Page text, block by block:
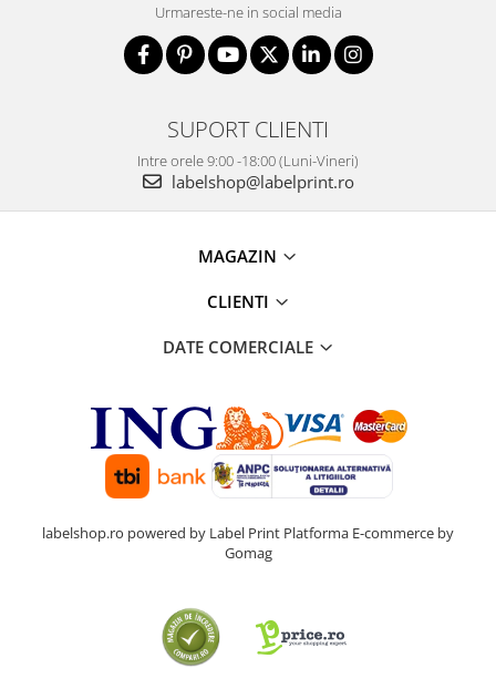
Urmareste-ne in social media
SUPORT CLIENTI
Intre orele 9:00 -18:00 (Luni-Vineri)
labelshop@labelprint.ro
MAGAZIN
CLIENTI
DATE COMERCIALE
labelshop.ro powered by Label Print Platforma E-commerce by
Gomag